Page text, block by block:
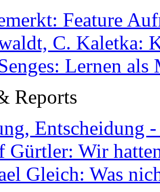
Feature
C. Kaletka:
Lernen als
Reports
Entscheidung
Gürtler: Wir
Gleich: Was